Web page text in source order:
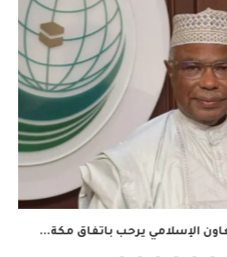
الإسلامي يرحب باتفاق مكة...